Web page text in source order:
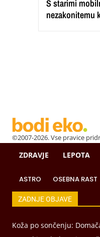
S starimi
nezakonitemu
©2007-2026. Vse pravice
ZDRAVJE LEPOTA
ASTRO OSEBNA RAST
ZADNJE OBJAVE
Koža po sončenju: